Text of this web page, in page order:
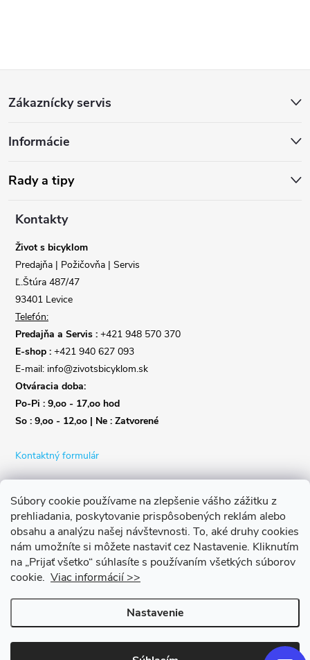
Súbory cookie používame na zlepšenie vášho zážitku z
prehliadania, poskytovanie prispôsobených reklám alebo
obsahu a analýzu našej návštevnosti. To, aké druhy cookies
nám umožníte si môžete nastaviť cez Nastavenie. Kliknutím
na „Prijať všetko“ súhlasíte s používaním všetkých súborov
cookie. Viac informácií >>
Nastavenie
p
ä
Zákaznícky servis
Informácie
Rady a tipy
Kontakty
Život s bicyklom
Predajňa | Požičovňa | Servis
Ľ.Štúra 487/47
93401 Levice
Telefón:
Predajňa a Servis : +421 948 570 370
E-shop : +421 940 627 093
E-mail: info@zivotsbicyklom.sk
Otváracia doba:
Po-Pi : 9,oo - 17,oo hod
So : 9,oo - 12,oo | Ne : Zatvorené
Kontaktný formulár
Copyright 2026Život s bicyklom. Všetky práva vyhradené.Upraviť
nastavenie cookies